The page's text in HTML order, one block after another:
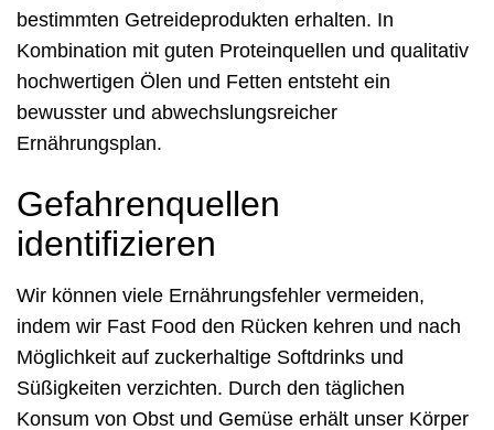
bestimmten Getreideprodukten erhalten. In
Kombination mit guten Proteinquellen und qualitativ
hochwertigen Ölen und Fetten entsteht ein
bewusster und abwechslungsreicher
Ernährungsplan.
Gefahrenquellen
identifizieren
Wir können viele Ernährungsfehler vermeiden,
indem wir Fast Food den Rücken kehren und nach
Möglichkeit auf zuckerhaltige Softdrinks und
Süßigkeiten verzichten. Durch den täglichen
Konsum von Obst und Gemüse erhält unser Körper